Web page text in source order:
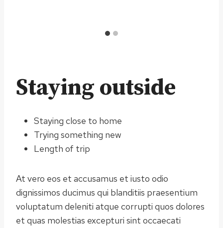
Staying outside
Staying close to home
Trying something new
Length of trip
At vero eos et accusamus et iusto odio
dignissimos ducimus qui blanditiis praesentium
voluptatum deleniti atque corrupti quos dolores
et quas molestias excepturi sint occaecati